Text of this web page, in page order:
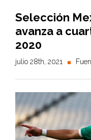
Selección
avanza a
2020
julio 28th, 2021